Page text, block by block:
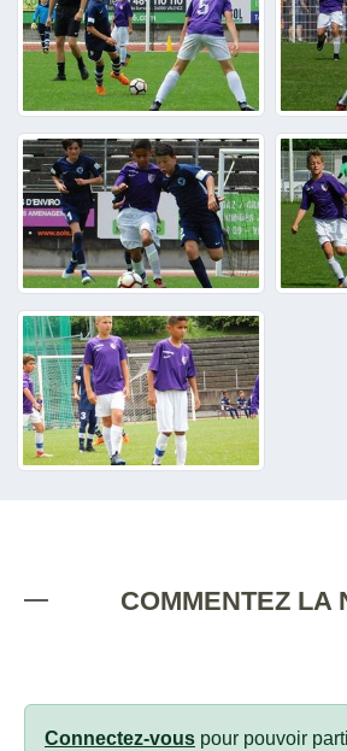
COMMENTEZ LA
Connectez-vous pour pouvoir